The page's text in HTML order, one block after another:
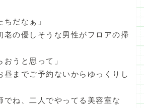
ちだなぁ」
の優しそうな男性がフロアの掃
おうと思って」
昼までご予約ないからゆっくりし
でね、二人でやってる美容室な